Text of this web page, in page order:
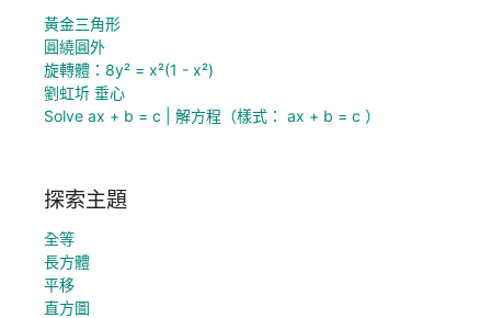
黃金三角形
圓繞圓外
旋轉體：8y² = x²(1 - x²)
劉虹圻 垂心
Solve ax + b = c | 解方程（樣式： ax + b = c ）
探索主題
全等
長方體
平移
直方圖